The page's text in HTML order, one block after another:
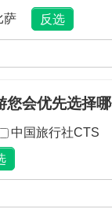
萨
您会优先选择
中国旅行社CTS